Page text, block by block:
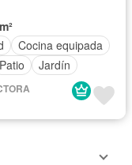
Cocina equipada
Patio Jardín